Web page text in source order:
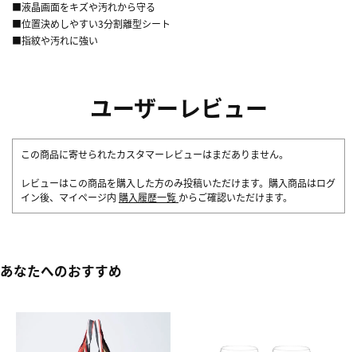
■液晶画面をキズや汚れから守る
■位置決めしやすい3分割離型シート
■指紋や汚れに強い
ユーザーレビュー
この商品に寄せられたカスタマーレビューはまだありません。
レビューはこの商品を購入した方のみ投稿いただけます。購入商品はログ
イン後、マイページ内 購入履歴一覧 からご確認いただけます。
あなたへのおすすめ